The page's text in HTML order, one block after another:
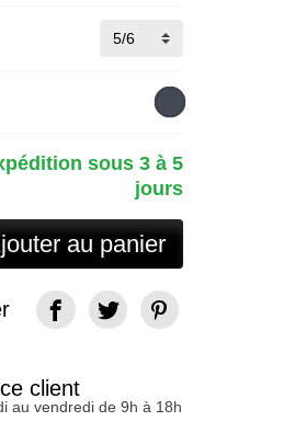
sous 3 à 5
jours
au panier
client
au vendredi de 9h à 18h